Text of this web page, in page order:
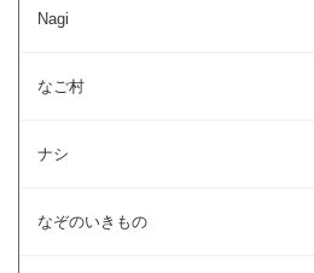
Nagi
なご村
ナシ
なぞのいきもの